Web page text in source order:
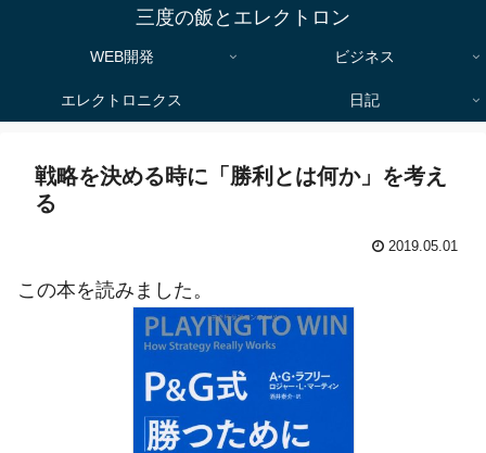
三度の飯とエレクトロン
WEB開発 ビジネス
エレクトロニクス 日記
戦略を決める時に「勝利とは何か」を考え
る
2019.05.01
この本を読みました。